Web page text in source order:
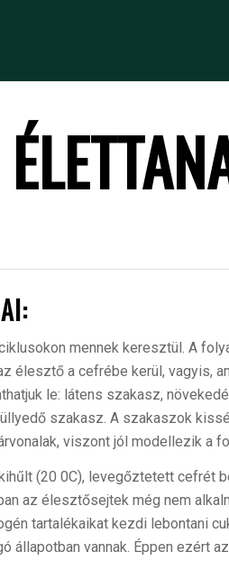
mennek keresztül. A
élesztő a cefrébe kerül, vagyis,
le: látens szakasz,
szakasz. A szakaszok
viszont jól modellezik a
(20 0C), levegőztetett cefrét
az élesztősejtek még nem
tartalékaikat kezdi lebontani
állapotban vannak. Éppen ezért